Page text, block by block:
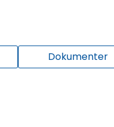
Dokumenter